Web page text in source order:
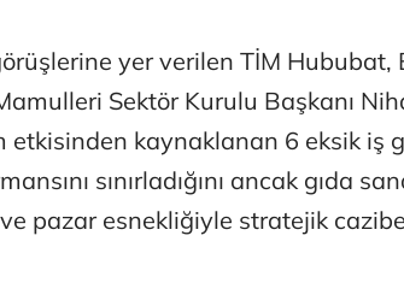
yer verilen TİM Hububat,
Sektör Kurulu Başkanı
etkisinden kaynaklanan 6 eksik iş
sınırladığını ancak gıda
pazar esnekliğiyle stratejik